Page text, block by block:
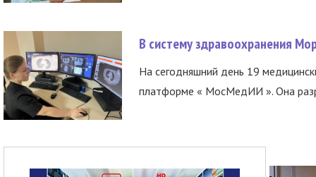
В систему здравоохранения
На сегодняшний день 19
платформе « МосМедИИ ». Она